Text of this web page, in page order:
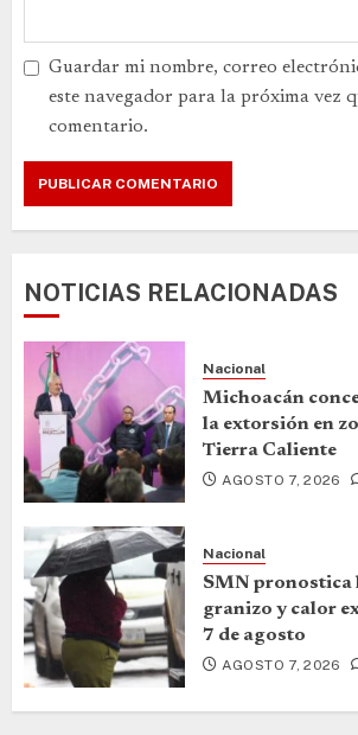
Guardar mi nombre, correo
este navegador para la próxima vez
comentario.
NOTICIAS RELACIONADAS
Nacional
Michoacán
la extorsión en
Tierra Caliente
AGOSTO 7, 2026
Nacional
SMN pronostica
granizo y calor
7 de agosto
AGOSTO 7, 2026